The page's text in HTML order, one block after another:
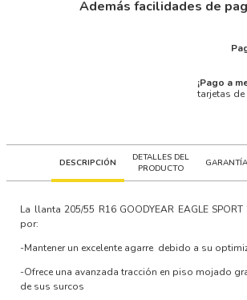
Además facilidades de
¡Pago a
tarjetas de
DESCRIPCIÓN
DETALLES DEL
PRODUCTO
GARANTÍA
La llanta205/55 R16 GOODYEAR EAGLE
por:
-Mantener un excelente agarre debido a su
-Ofrece una avanzada tracción en piso mojado
de sus surcos